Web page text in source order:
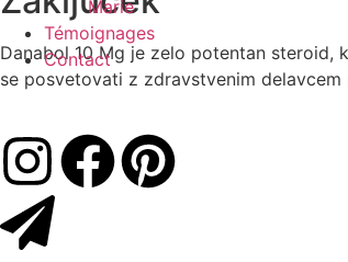
Marie
Témoignages
Contact
Danabol 10 Mg je zelo potentan steroid,
se posvetovati z zdravstvenim